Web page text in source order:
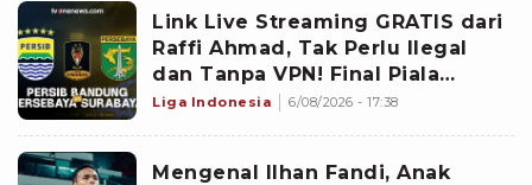
Link Live Streaming GRATIS dari
Raffi Ahmad, Tak Perlu Ilegal
dan Tanpa VPN! Final Piala
Presiden 2026 Persib vs
Liga Indonesia 6/08/2026 - 17:38
Mengenal Ilhan Fandi, Anak